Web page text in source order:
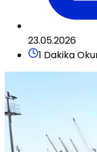
23.05.2026
1 Dakika